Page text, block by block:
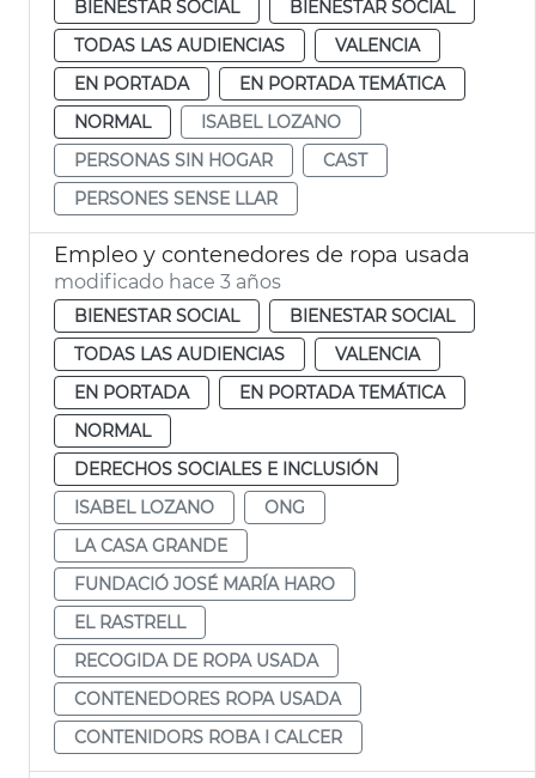
BIENESTAR SOCIAL
BIENESTAR SOCIAL
TODAS LAS AUDIENCIAS
VALENCIA
EN PORTADA
EN PORTADA TEMÁTICA
NORMAL
ISABEL LOZANO
PERSONAS SIN HOGAR
CAST
PERSONES SENSE LLAR
Empleo y contenedores de ropa usada
modificado hace 3 años
BIENESTAR SOCIAL
BIENESTAR SOCIAL
TODAS LAS AUDIENCIAS
VALENCIA
EN PORTADA
EN PORTADA TEMÁTICA
NORMAL
DERECHOS SOCIALES E INCLUSIÓN
ISABEL LOZANO
ONG
LA CASA GRANDE
FUNDACIÓ JOSÉ MARÍA HARO
EL RASTRELL
RECOGIDA DE ROPA USADA
CONTENEDORES ROPA USADA
CONTENIDORS ROBA I CALCER